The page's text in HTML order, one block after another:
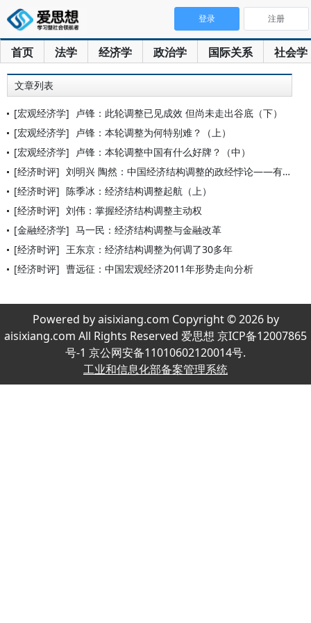
首页 法学 经济学 政治学 国际关系 社会学
登录 注册
文章列表
[宏观经济学]
卢锋：此轮调整已见成效 但尚未走出谷底（下）
[宏观经济学]
卢锋：本轮调整为何特别难？（上）
[宏观经济学]
卢锋：本轮调整中国有什么好牌？（中）
[经济时评] 刘明兴 陶然：中国经济结构调整的政经悖论——有效改革方法论之
[经济时评] 陈季冰：经济结构调整起航（上）
[经济时评] 刘伟：掌握经济结构调整主动权
[金融经济学] 马一民：经济结构调整与金融改革
[经济时评] 王东京：经济结构调整为何调了30多年
[经济时评] 曹远征：中国宏观经济2011年形势走向分析
Powered by aisixiang.com Copyright © 2026 by
aisixiang.com All Rights Reserved 爱思想 京ICP备12007865
号-1 京公网安备11010602120014号.
工业和信息化部备案管理系统